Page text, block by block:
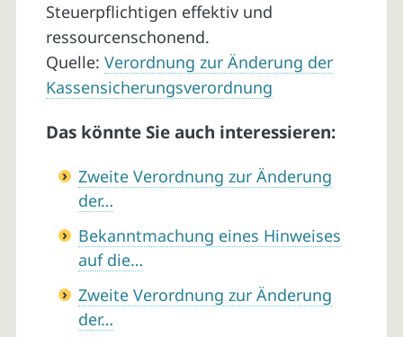
Steuerpflichtigen effektiv und
ressourcenschonend.
Quelle: Verordnung zur Änderung der
Kassensicherungsverordnung
Das könnte Sie auch interessieren:
Zweite Verordnung zur Änderung
der…
Bekanntmachung eines Hinweises
auf die…
Zweite Verordnung zur Änderung
der…